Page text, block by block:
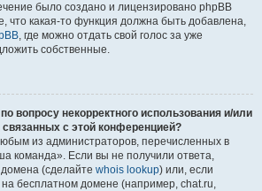
было создано и лицензировано phpBB
что какая-то функция должна быть добавлена,
, где можно отдать свой голос за уже
собственные.
вопросу некорректного использования и/или
с этой конференцией?
из администраторов, перечисленных в
команда». Если вы не получили ответа,
(сделайте whois lookup) или, если
бесплатном домене (например, chat.ru,